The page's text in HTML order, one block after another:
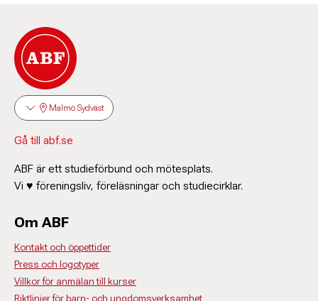
Malmö Sydväst
Gå till abf.se
ABF är ett studieförbund och mötesplats.
Vi ♥ föreningsliv, föreläsningar och studiecirklar.
Om ABF
Kontakt och öppettider
Press och logotyper
Villkor för anmälan till kurser
Riktlinjer för barn- och ungdomsverksamhet